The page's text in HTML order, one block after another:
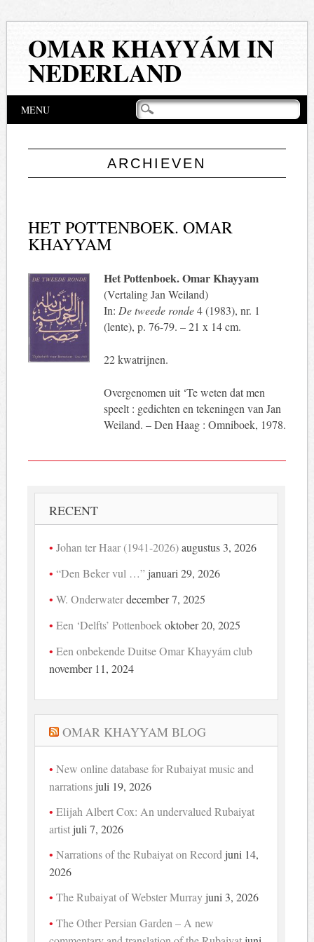
OMAR KHAYYÁM IN
NEDERLAND
Hoofdmenu
springen
MENU
ARCHIEVEN
HET POTTENBOEK. OMAR
KHAYYAM
Het Pottenboek. Omar Khayyam
(Vertaling Jan Weiland)
In: De tweede ronde4 (1983), nr. 1
(lente), p. 76-79. – 21 x 14 cm.
22 kwatrijnen.
Overgenomen uit ‘Te weten dat men
speelt : gedichten en tekeningen van Jan
Weiland. – Den Haag : Omniboek, 1978.
RECENT
Johan ter Haar (1941-2026) augustus 3, 2026
“Den Beker vul …” januari 29, 2026
W. Onderwaterdecember 7, 2025
Een ‘Delfts’ Pottenboek oktober 20, 2025
Een onbekende Duitse Omar Khayyám club
november 11, 2024
OMAR KHAYYAM BLOG
New online database for Rubaiyat music and
narrations juli 19, 2026
Elijah Albert Cox: An undervalued Rubaiyat
artist juli 7, 2026
Narrations of the Rubaiyat on Record juni 14,
2026
The Rubaiyat of Webster Murray juni 3, 2026
The Other Persian Garden – A new